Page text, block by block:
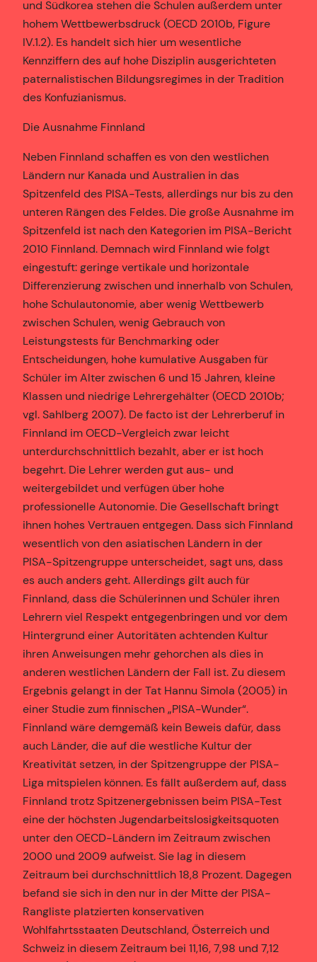
und Südkorea stehen die Schulen außerdem unter
hohem Wettbewerbsdruck (OECD 2010b, Figure
IV.1.2). Es handelt sich hier um wesentliche
Kennziffern des auf hohe Disziplin ausgerichteten
paternalistischen Bildungsregimes in der Tradition
des Konfuzianismus.
Die Ausnahme Finnland
Neben Finnland schaffen es von den westlichen
Ländern nur Kanada und Australien in das
Spitzenfeld des PISA-Tests, allerdings nur bis zu den
unteren Rängen des Feldes. Die große Ausnahme im
Spitzenfeld ist nach den Kategorien im PISA-Bericht
2010 Finnland. Demnach wird Finnland wie folgt
eingestuft: geringe vertikale und horizontale
Differenzierung zwischen und innerhalb von Schulen,
hohe Schulautonomie, aber wenig Wettbewerb
zwischen Schulen, wenig Gebrauch von
Leistungstests für Benchmarking oder
Entscheidungen, hohe kumulative Ausgaben für
Schüler im Alter zwischen 6 und 15 Jahren, kleine
Klassen und niedrige Lehrergehälter (OECD 2010b;
vgl. Sahlberg 2007). De facto ist der Lehrerberuf in
Finnland im OECD-Vergleich zwar leicht
unterdurchschnittlich bezahlt, aber er ist hoch
begehrt. Die Lehrer werden gut aus- und
weitergebildet und verfügen über hohe
professionelle Autonomie. Die Gesellschaft bringt
ihnen hohes Vertrauen entgegen. Dass sich Finnland
wesentlich von den asiatischen Ländern in der
PISA-Spitzengruppe unterscheidet, sagt uns, dass
es auch anders geht. Allerdings gilt auch für
Finnland, dass die Schülerinnen und Schüler ihren
Lehrern viel Respekt entgegenbringen und vor dem
Hintergrund einer Autoritäten achtenden Kultur
ihren Anweisungen mehr gehorchen als dies in
anderen westlichen Ländern der Fall ist. Zu diesem
Ergebnis gelangt in der Tat Hannu Simola (2005) in
einer Studie zum finnischen „PISA-Wunder“.
Finnland wäre demgemäß kein Beweis dafür, dass
auch Länder, die auf die westliche Kultur der
Kreativität setzen, in der Spitzengruppe der PISA-
Liga mitspielen können. Es fällt außerdem auf, dass
Finnland trotz Spitzenergebnissen beim PISA-Test
eine der höchsten Jugendarbeitslosigkeitsquoten
unter den OECD-Ländern im Zeitraum zwischen
2000 und 2009 aufweist. Sie lag in diesem
Zeitraum bei durchschnittlich 18,8 Prozent. Dagegen
befand sie sich in den nur in der Mitte der PISA-
Rangliste platzierten konservativen
Wohlfahrtsstaaten Deutschland, Österreich und
Schweiz in diesem Zeitraum bei 11,16, 7,98 und 7,12